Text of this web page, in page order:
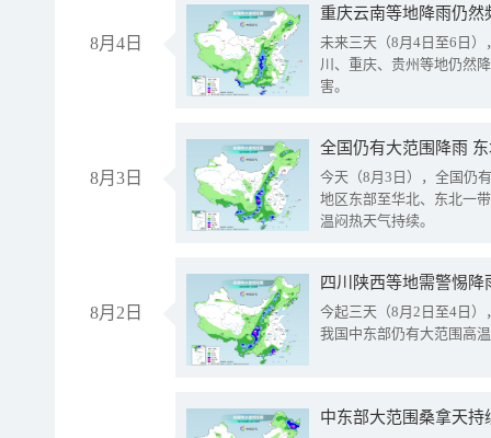
8月4日
重庆云南等地降雨仍然
未来三天（8月4日至6日
川、重庆、贵州等地仍然
害。
8月3日
全国仍有大范围降雨
今天（8月3日），全国仍
地区东部至华北、东北一
温闷热天气持续。
8月2日
今起三天（8月2日至4日
我国中东部仍有大范围高
中东部大范围桑拿天